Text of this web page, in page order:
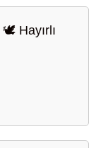
🕊️ Hayırlı